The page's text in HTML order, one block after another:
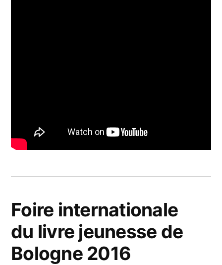
Foire internationale
du livre jeunesse de
Bologne 2016